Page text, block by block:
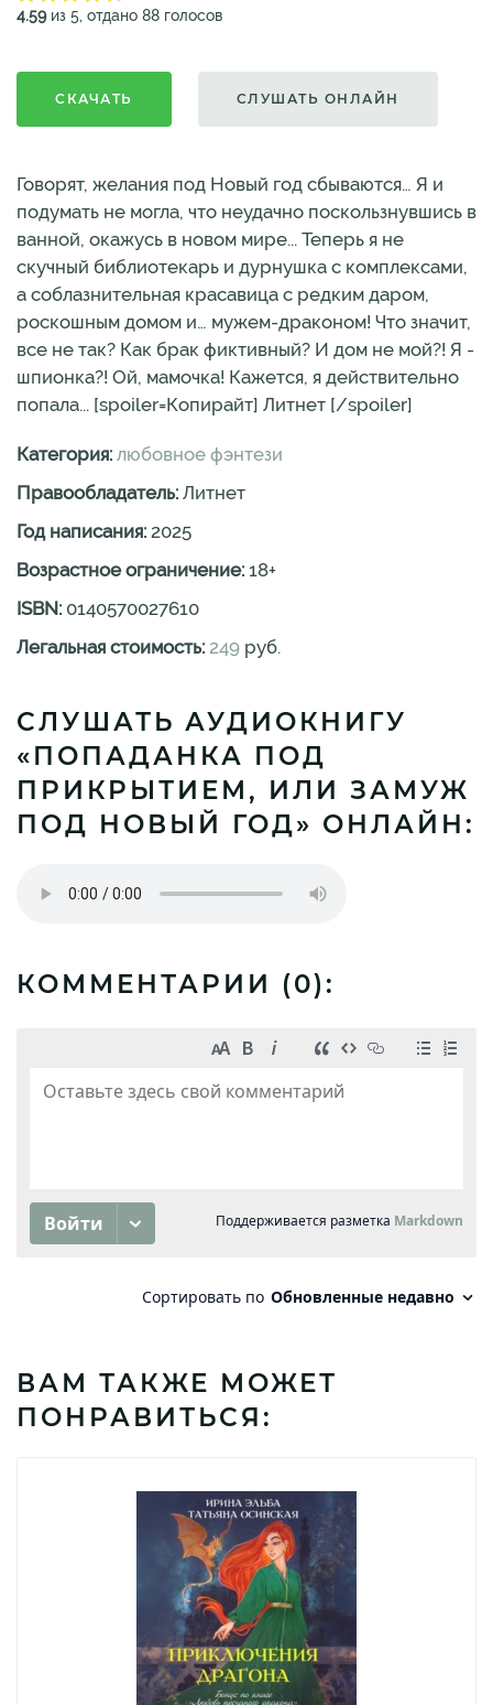
4.59из 5, отдано 88 голосов
СКАЧАТЬ СЛУШАТЬ ОНЛАЙН
Говорят, желания под Новый год сбываются… Я и
подумать не могла, что неудачно поскользнувшись в
ванной, окажусь в новом мире... Теперь я не
скучный библиотекарь и дурнушка с комплексами,
а соблазнительная красавица с редким даром,
роскошным домом и… мужем-драконом! Что значит,
все не так? Как брак фиктивный? И дом не мой?! Я -
шпионка?! Ой, мамочка! Кажется, я действительно
попала... [spoiler=Копирайт] Литнет [/spoiler]
Категория: любовное фэнтези
Правообладатель: Литнет
Год написания: 2025
Возрастное ограничение: 18+
ISBN: 0140570027610
Легальная стоимость: 249 руб.
СЛУШАТЬ АУДИОКНИГУ
«ПОПАДАНКА ПОД
ПРИКРЫТИЕМ, ИЛИ ЗАМУЖ
ПОД НОВЫЙ ГОД» ОНЛАЙН:
КОММЕНТАРИИ (0):
ВАМ ТАКЖЕ МОЖЕТ
ПОНРАВИТЬСЯ: